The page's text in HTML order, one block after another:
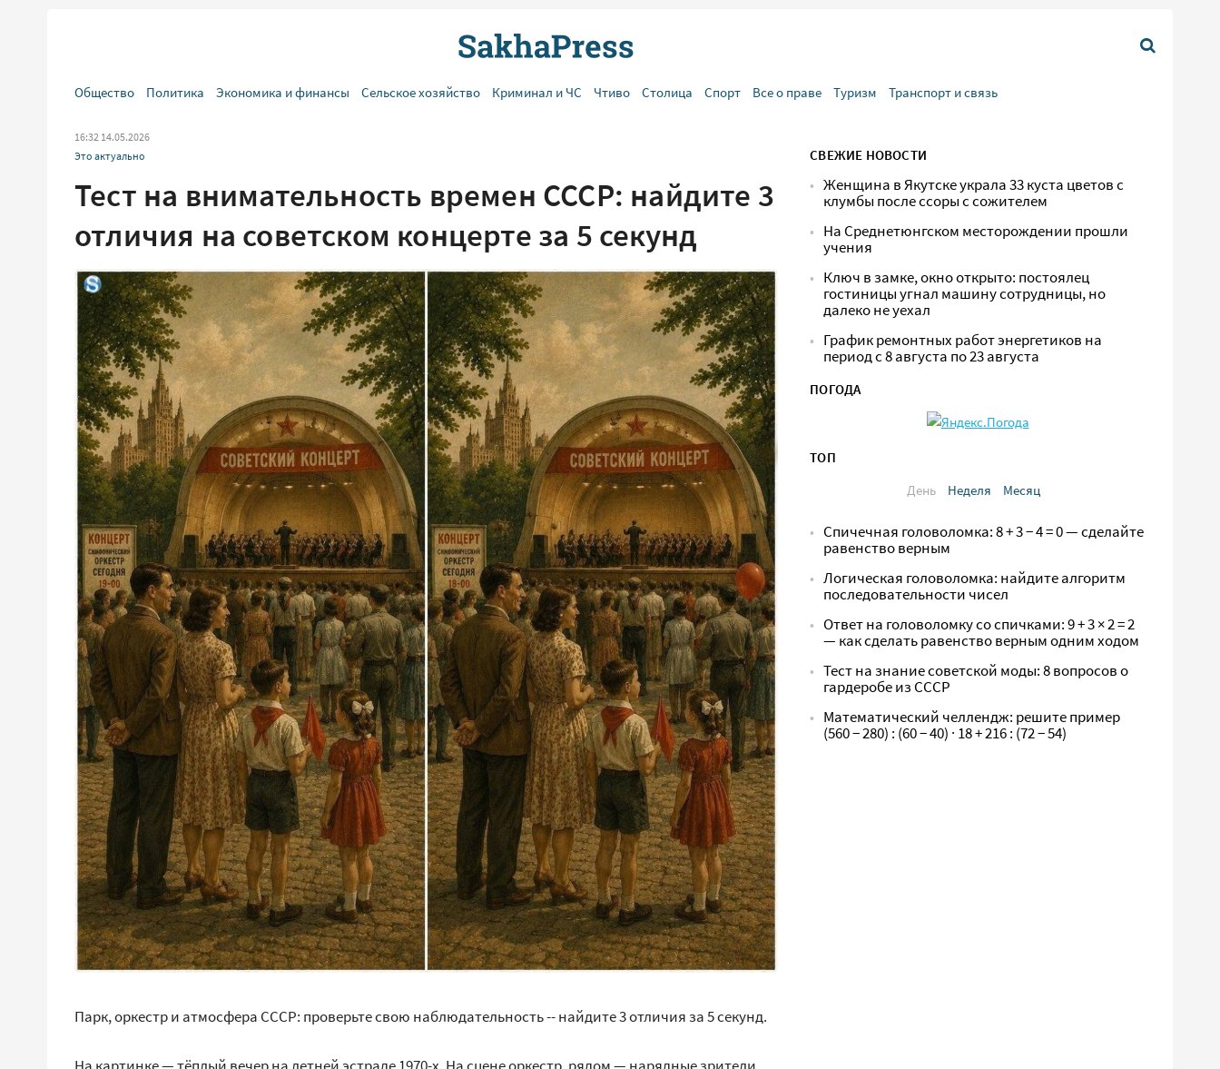
Общество Политика Экономика и финансы Сельское хозяйство Криминал и ЧС Чтиво Столица Спорт Все о праве Туризм Транспорт и связь
16:32 14.05.2026
Это актуально
Тест на внимательность времен СССР: найдите 3
отличия на советском концерте за 5 секунд
Парк, оркестр и атмосфера СССР: проверьте свою наблюдательность -- найдите 3 отличия за 5 секунд.
СВЕЖИЕ НОВОСТИ
Женщина в Якутске украла 33 куста цветов с
клумбы после ссоры с сожителем
На Среднетюнгском месторождении прошли
учения
Ключ в замке, окно открыто: постоялец
гостиницы угнал машину сотрудницы, но
далеко не уехал
График ремонтных работ энергетиков на
период с 8 августа по 23 августа
ПОГОДА
ТОП
День
Неделя Месяц
Спичечная головоломка: 8 + 3 − 4 = 0 — сделайте
равенство верным
Логическая головоломка: найдите алгоритм
последовательности чисел
Ответ на головоломку со спичками: 9 + 3 × 2 = 2
— как сделать равенство верным одним ходом
Тест на знание советской моды: 8 вопросов о
гардеробе из СССР
Математический челлендж: решите пример
(560 − 280) : (60 − 40) · 18 + 216 : (72 − 54)